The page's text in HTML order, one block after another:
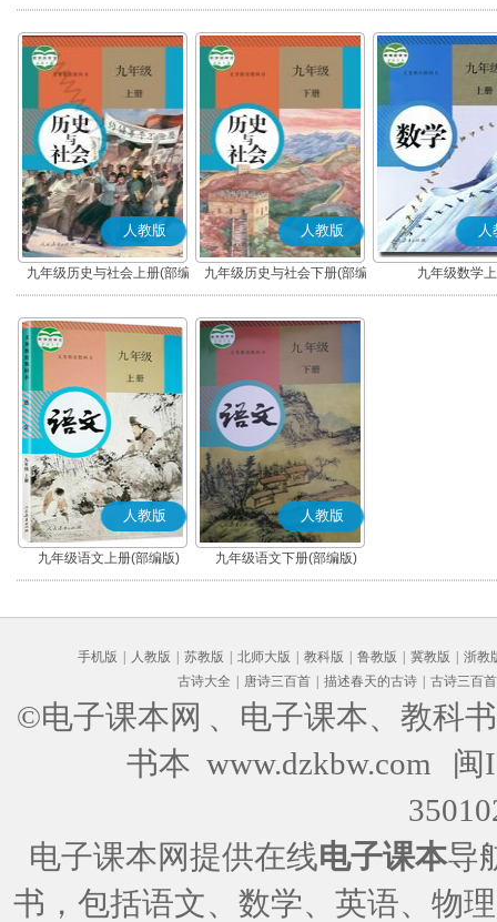
版)
版)
人教版
九年级历史与社会上册(部编
版)
人教版
九年级历史与社会下册(部编
版)
人
九年级数学
人教版
九年级语文上册(部编版)
人教版
九年级语文下册(部编版)
手机版 人教版 苏教版 北师大版 教科版 鲁教版 冀教版
浙教
古诗大全
唐诗三百首 描述春天的古诗 古诗三百首
©电子课本网 、电子课本、教科
书本 www.dzkbw.com
闽
电子课本网提供在线电子课本导
书，包括语文、数学、英语、物